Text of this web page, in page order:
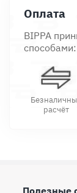
Оплата
BIPPA
способами:
расчёт
Полезные